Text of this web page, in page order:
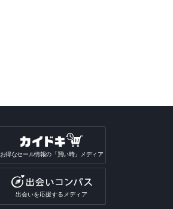
お得なセール情報の「買い時」メディア
出会いを応援するメディア